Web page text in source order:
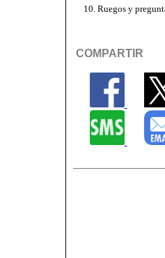
10. Ruegos y
COMPARTIR